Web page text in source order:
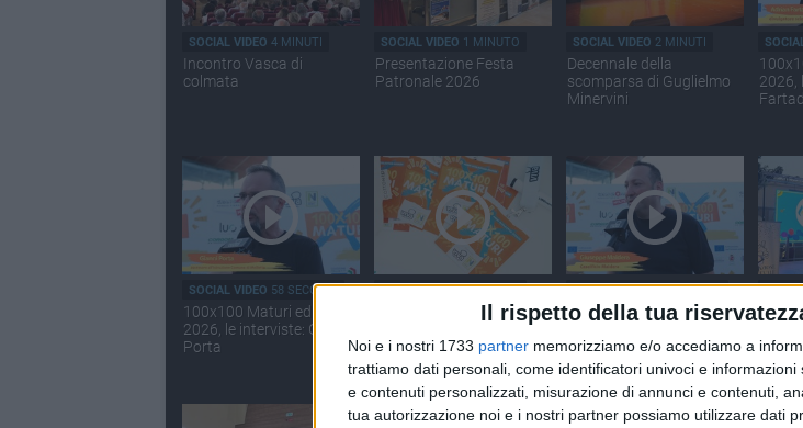
Il rispetto della tua
Noi e i nostri 1733 partner memorizziamo e/o accediamo a
trattiamo dati personali, come identificatori univoci e
e contenuti personalizzati, misurazione di annunci e contenuti,
tua autorizzazione noi e i nostri partner possiamo utilizzare dati
SOCIAL VIDEO 4 MINUTI
Incontro Vasca di
colmata
SOCIAL VIDEO 1 MINUTO
Presentazione Festa
Patronale 2026
SOCIAL VIDEO 2 MINUTI
Decennale della
scomparsa di Guglielmo
Minervini
2026,
SOCIAL VIDEO 58 SECONDI
100x100 Maturi edizione
2026, le interviste: Gianni
Porta
SOCIAL VIDEO1 MINUTO
100x100 Maturi edizione
dell'evento
SOCIAL VIDEO49 SECONDI
100x100 Maturi edizione
Giuseppe Maldera
Prima